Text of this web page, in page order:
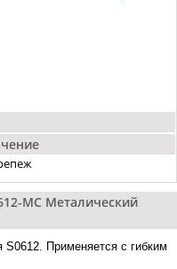
MC Металический
Применяется с гибким